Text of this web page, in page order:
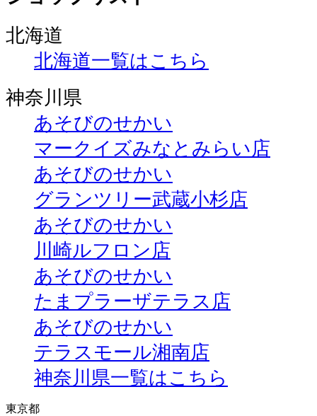
北海道
北海道一覧はこちら
神奈川県
あそびのせかい
マークイズみなとみらい店
あそびのせかい
グランツリー武蔵小杉店
あそびのせかい
川崎ルフロン店
あそびのせかい
たまプラーザテラス店
あそびのせかい
テラスモール湘南店
神奈川県一覧はこちら
東京都